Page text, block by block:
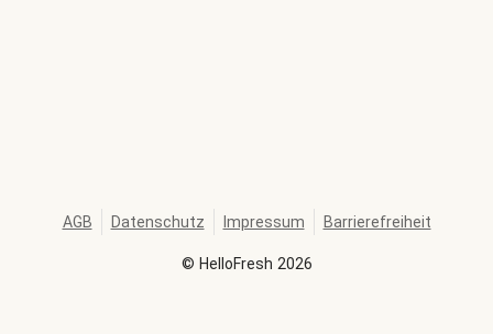
© HelloFresh 2026
AGB Datenschutz Impressum Barrierefreiheit